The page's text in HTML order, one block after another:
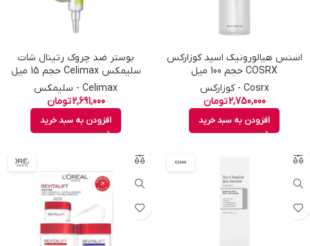
اسنس هیالورونیک اسید کوزارکس
COSRX حجم 100 میل
Cosrx - کوزارکس
2,750,000تومان
افزودن به سبد خرید
بوستر ضد چروک رتینال شات
سلیمکس Celimax حجم 15 میل
Celimax - سلیمکس
2,691,000تومان
افزودن به سبد خرید